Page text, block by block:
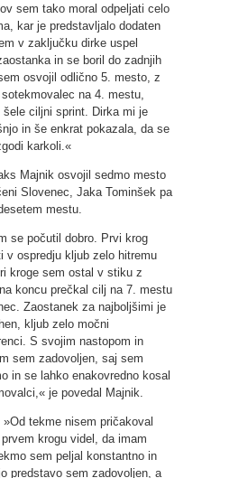
sem tako moral odpeljati celo
kar je predstavljalo dodaten
v zaključku dirke uspel
in se boril do zadnjih
osvojil odlično 5. mesto, z
na 4. mestu,
ciljni sprint. Dirka mi je
in še enkrat pokazala, da se
karkoli.«
Majnik osvojil sedmo mesto
Slovenec, Jaka Tominšek pa
mestu.
se počutil dobro. Prvi krog
v ospredju kljub zelo hitremu
kroge sem ostal v stiku z
koncu prečkal cilj na 7. mestu
Zaostanek za najboljšimi je
kljub zelo močni
S svojim nastopom in
sem zadovoljen, saj sem
in se lahko enakovredno kosal
je povedal Majnik.
tekme nisem pričakoval
krogu videl, da imam
sem peljal konstantno in
predstavo sem zadovoljen, a